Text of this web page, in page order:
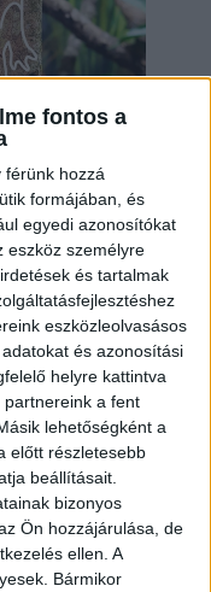
fontos a
férünk hozzá
formájában, és
egyedi azonosítókat
eszköz személyre
és tartalmak
eszközleolvasásos
és azonosítási
helyre kattintva
a fent
lehetőségként a
előtt részletesebb
beállításait.
bizonyos
Ön hozzájárulása, de
ellen. A
Bármikor